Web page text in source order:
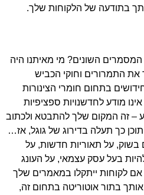
בתודעה של הלקוחות שלך.
המסמרים השונים? מי מאיתנו היה
את התמרורים וחוקי הכביש
בתחום חומרי הצינורות
מודע לחדשנויות ספציפיות
– זה המקום שלך להתבטא ולכתוב
כך תעלה בדירוג של גוגל, אז…
בשוק, על תאוריות חדשות, על
בעל עסק עצמאי, על העונג
לקוחות ייתקלו במאמרים שלך
בתור אוטוריטה בתחום זה,